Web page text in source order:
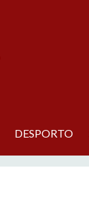
DESPORTO